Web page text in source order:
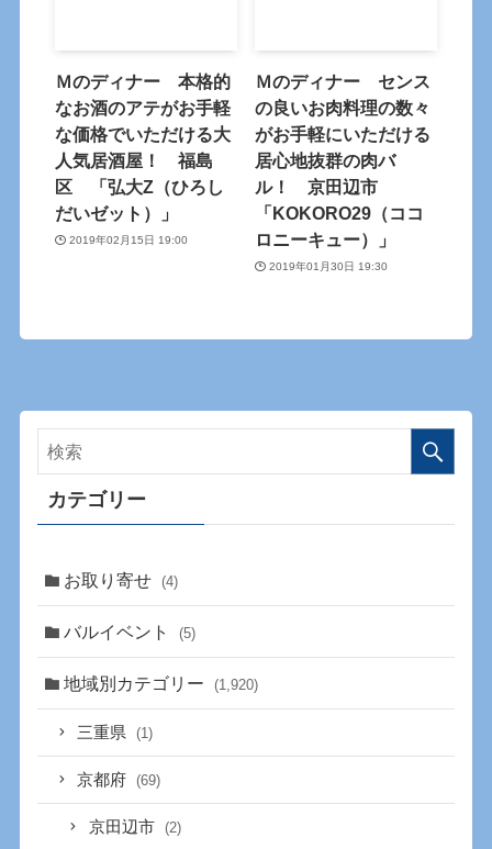
Ｍのディナー 本格的
なお酒のアテがお手軽
な価格でいただける大
人気居酒屋！ 福島
区 「弘大Z（ひろし
だいゼット）」
2019年02月15日 19:00
Ｍのディナー センス
の良いお肉料理の数々
がお手軽にいただける
居心地抜群の肉バ
ル！ 京田辺市
「KOKORO29（ココ
ロニーキュー）」
2019年01月30日 19:30
カテゴリー
お取り寄せ (4)
バルイベント (5)
地域別カテゴリー (1,920)
三重県 (1)
京都府 (69)
京田辺市 (2)